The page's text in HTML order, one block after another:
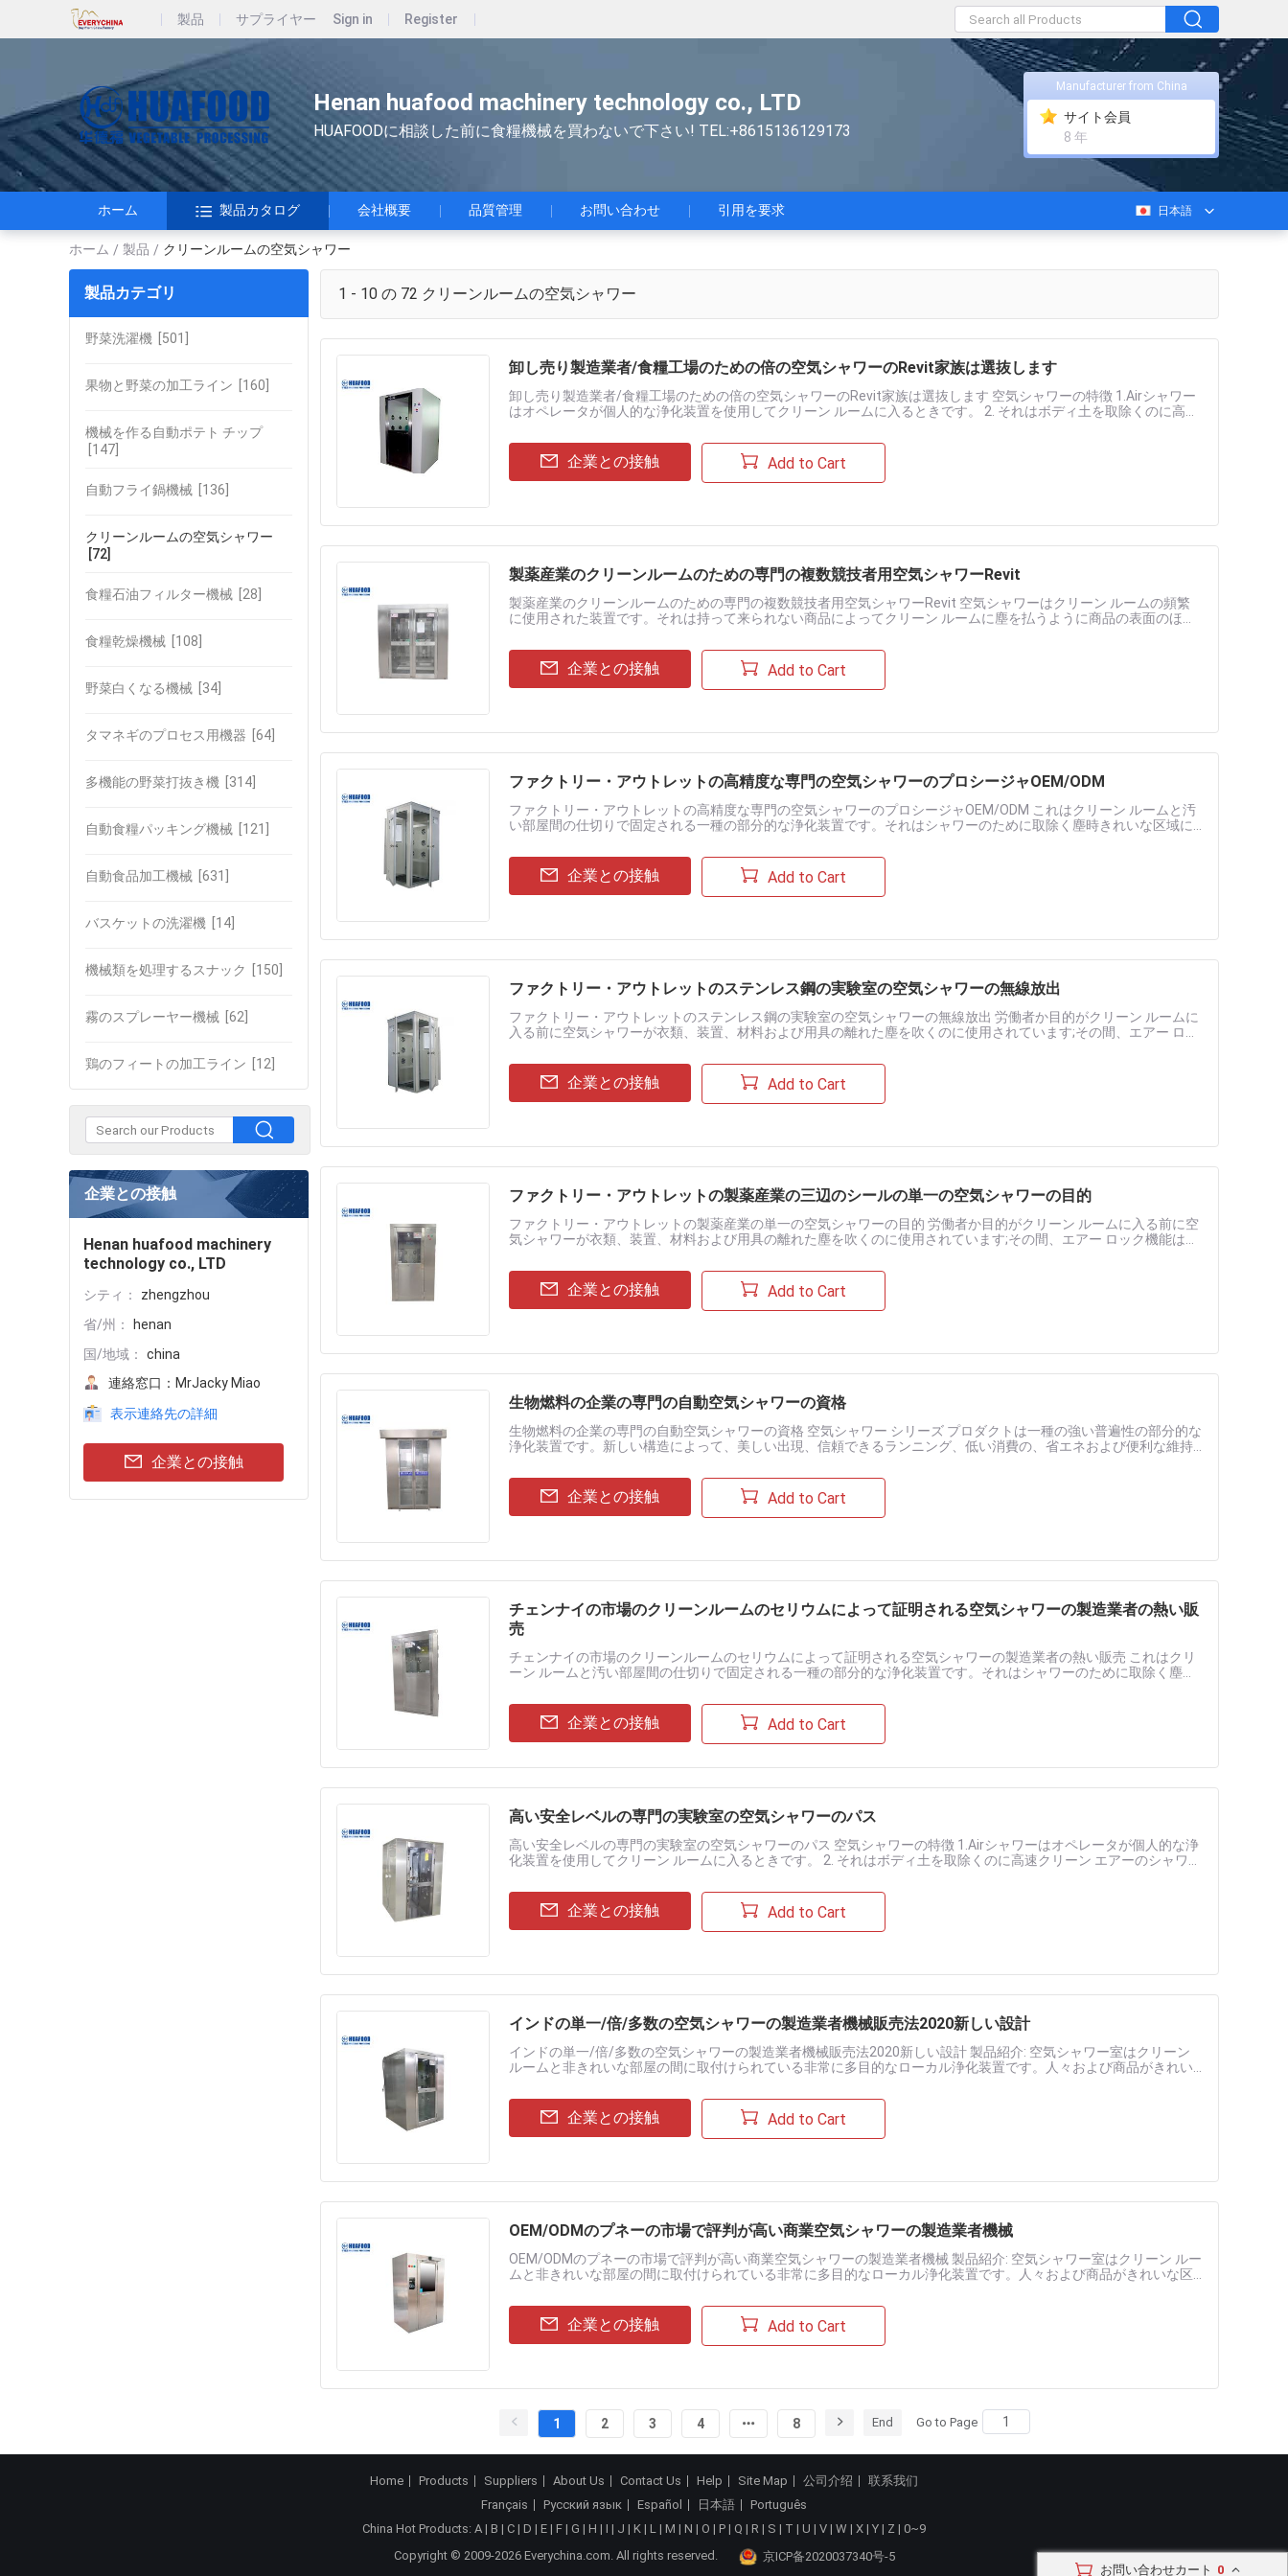
製品 サプライヤー Sign in Register
Henan huafood machinery technology co., LTD
HUAFOODに相談した前に食糧機械を買わないで下さい! TEL:+8615136129173
Manufacturer from China
サイト会員
8 年
ホーム 製品カタログ 会社概要 品質管理 お問い合わせ 引用を要求 日本語
ホーム / 製品 / クリーンルームの空気シャワー
製品カテゴリ
野菜洗濯機 [501]
果物と野菜の加工ライン [160]
機械を作る自動ポテト チップ
[147]
自動フライ鍋機械 [136]
クリーンルームの空気シャワー
[72]
食糧石油フィルター機械 [28]
食糧乾燥機械 [108]
野菜白くなる機械 [34]
タマネギのプロセス用機器 [64]
多機能の野菜打抜き機 [314]
自動食糧パッキング機械 [121]
自動食品加工機械 [631]
バスケットの洗濯機 [14]
機械類を処理するスナック [150]
霧のスプレーヤー機械 [62]
鶏のフィートの加工ライン [12]
企業との接触
Henan huafood machinery
technology co., LTD
シティ：
zhengzhou
省/州：
henan
国/地域：
china
連絡窓口： MrJacky Miao
表示連絡先の詳細
企業との接触
1 - 10 の 72 クリーンルームの空気シャワー
卸し売り製造業者/食糧工場のための倍の空気シャワーのRevit家族は選抜します
卸し売り製造業者/食糧工場のための倍の空気シャワーのRevit家族は選抜します 空気シャワーの特徴 1.Airシャワー
はオペレータが個人的な浄化装置を使用してクリーン ルームに入るときです。 2. それはボディ土を取除くのに高速
企業との接触 Add to Cart
製薬産業のクリーンルームのための専門の複数競技者用空気シャワーRevit
製薬産業のクリーンルームのための専門の複数競技者用空気シャワーRevit 空気シャワーはクリーン ルームの頻繁
に使用された装置です。それは持って来られない商品によってクリーン ルームに塵を払うように商品の表面のほこ
企業との接触 Add to Cart
ファクトリー・アウトレットの高精度な専門の空気シャワーのプロシージャOEM/ODM
ファクトリー・アウトレットの高精度な専門の空気シャワーのプロシージャOEM/ODM これはクリーン ルームと汚
い部屋間の仕切りで固定される一種の部分的な浄化装置です。それはシャワーのために取除く塵時きれいな区域に
企業との接触 Add to Cart
ファクトリー・アウトレットのステンレス鋼の実験室の空気シャワーの無線放出
ファクトリー・アウトレットのステンレス鋼の実験室の空気シャワーの無線放出 労働者か目的がクリーン ルームに
入る前に空気シャワーが衣類、装置、材料および用具の離れた塵を吹くのに使用されています;その間、エアー ロッ
企業との接触 Add to Cart
ファクトリー・アウトレットの製薬産業の三辺のシールの単一の空気シャワーの目的
ファクトリー・アウトレットの製薬産業の単一の空気シャワーの目的 労働者か目的がクリーン ルームに入る前に空
気シャワーが衣類、装置、材料および用具の離れた塵を吹くのに使用されています;その間、エアー ロック機能はよ
企業との接触 Add to Cart
生物燃料の企業の専門の自動空気シャワーの資格
生物燃料の企業の専門の自動空気シャワーの資格 空気シャワー シリーズ プロダクトは一種の強い普遍性の部分的な
浄化装置です。新しい構造によって、美しい出現、信頼できるランニング、低い消費の、省エネおよび便利な維持
企業との接触 Add to Cart
チェンナイの市場のクリーンルームのセリウムによって証明される空気シャワーの製造業者の熱い販
売
チェンナイの市場のクリーンルームのセリウムによって証明される空気シャワーの製造業者の熱い販売 これはクリ
ーン ルームと汚い部屋間の仕切りで固定される一種の部分的な浄化装置です。それはシャワーのために取除く塵時
企業との接触 Add to Cart
高い安全レベルの専門の実験室の空気シャワーのパス
高い安全レベルの専門の実験室の空気シャワーのパス 空気シャワーの特徴 1.Airシャワーはオペレータが個人的な浄
化装置を使用してクリーン ルームに入るときです。 2. それはボディ土を取除くのに高速クリーン エアーのシャワー
企業との接触 Add to Cart
インドの単一/倍/多数の空気シャワーの製造業者機械販売法2020新しい設計
インドの単一/倍/多数の空気シャワーの製造業者機械販売法2020新しい設計 製品紹介: 空気シャワー室はクリーン
ルームと非きれいな部屋の間に取付けられている非常に多目的なローカル浄化装置です。人々および商品がきれい
企業との接触 Add to Cart
OEM/ODMのプネーの市場で評判が高い商業空気シャワーの製造業者機械
OEM/ODMのプネーの市場で評判が高い商業空気シャワーの製造業者機械 製品紹介: 空気シャワー室はクリーン ルー
ムと非きれいな部屋の間に取付けられている非常に多目的なローカル浄化装置です。人々および商品がきれいな区
企業との接触 Add to Cart
1 2 3 4 8 End Go to Page
お問い合わせカート 0
Home Products Suppliers About Us Contact Us Help Site Map 公司介绍
联系我们
Français
Русский язык Español 日本語
Português
China Hot Products: A | B | C | D | E | F | G | H | I | J | K | L | M | N | O | P | Q | R | S | T | U | V | W | X | Y | Z | 0~9
Copyright © 2009-2026 Everychina.com. All rights reserved.
京ICP备2020037340号-5